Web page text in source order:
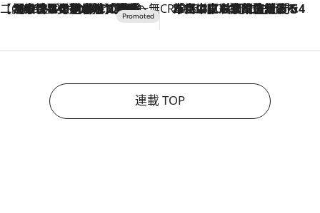
【CREA×星野リゾート】唯一無二。癒しと発見が待つ場所へ
2026.8.7
【トンボの足水浴】ヒノキの香りに包まれて涼感マックス！約13℃の湧水かけ流しを避暑地「星野温泉 トンボの湯」で体験 CREA'S CHOICE
2026.8.7
「立川にも歌舞伎があるんだよ」 片岡仁左衛門・市川中車ら豪華座組みで4年目の立川立飛歌舞伎へ
連載 TOP